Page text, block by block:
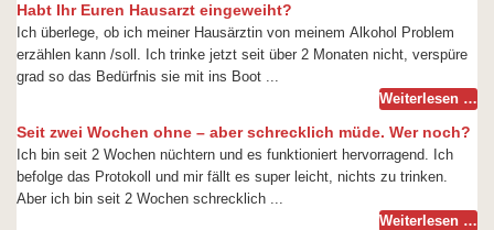
Habt Ihr Euren Hausarzt eingeweiht?
Ich überlege, ob ich meiner Hausärztin von meinem Alkohol Problem
erzählen kann /soll. Ich trinke jetzt seit über 2 Monaten nicht, verspüre
grad so das Bedürfnis sie mit ins Boot ...
Weiterlesen …
Seit zwei Wochen ohne – aber schrecklich müde. Wer noch?
Ich bin seit 2 Wochen nüchtern und es funktioniert hervorragend. Ich
befolge das Protokoll und mir fällt es super leicht, nichts zu trinken.
Aber ich bin seit 2 Wochen schrecklich ...
Weiterlesen …